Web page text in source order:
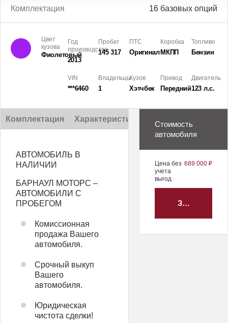
Комплектация 16 базовых опций
Цвет
кузова
Фиолетовый
Год
производства
2013
Пробег
145 317
ПТС
Оригинал
Коробка
МКПП
Топливо
Бензин
VIN
***6460
Владельцы
1
Кузов
Хэтчбек
Привод
Передний
Двигатель
123 л.с.
Комплектация Характеристики
АВТОМОБИЛЬ В
НАЛИЧИИ
БАРНАУЛ МОТОРС –
АВТОМОБИЛИ С
ПРОБЕГОМ
Комиссионная
продажа Вашего
автомобиля.
Срочный выкуп
Вашего
автомобиля.
Юридическая
чистота сделки!
Стоимость
автомобиля
Цена без
учета
выгод
689 000 ₽